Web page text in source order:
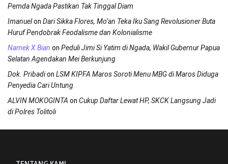
Pemda Ngada Pastikan Tak Tinggal Diam
Imanuelon Dari Sikka Flores, Mo’an Teka Iku Sang Revolusioner Buta
Huruf Pendobrak Feodalisme dan Kolonialisme
Namek X Bian on Peduli Jimi Si Yatim di Ngada, Wakil Gubernur Papua
Selatan Agendakan Mei Berkunjung
Dok. Pribadion LSM KIPFA Maros Soroti Menu MBG di Maros Diduga
Penyedia Cari Untung
ALVIN MOKOGINTA on Cukup Daftar Lewat HP, SKCK Langsung Jadi
di Polres Tolitoli